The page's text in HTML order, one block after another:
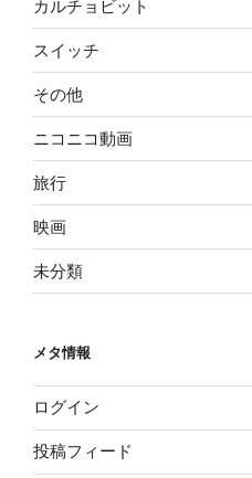
カルチョビット
スイッチ
その他
ニコニコ動画
旅行
映画
未分類
メタ情報
ログイン
投稿フィード